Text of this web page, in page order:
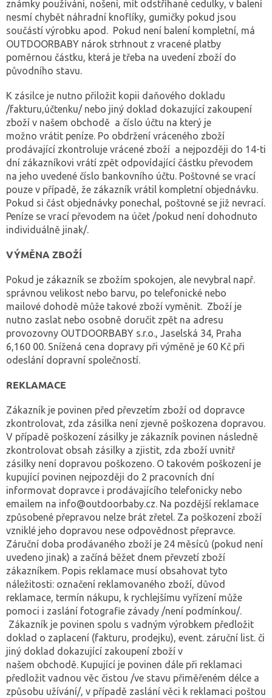
známky používání, nošení, mít odstříhané cedulky, v balení
nesmí chybět náhradní knoflíky, gumičky pokud jsou
součástí výrobku apod. Pokud není balení kompletní, má
OUTDOORBABY nárok strhnout z vracené platby
poměrnou částku, která je třeba na uvedení zboží do
původního stavu.
K zásilce je nutno přiložit kopii daňového dokladu
/fakturu,účtenku/ nebo jiný doklad dokazující zakoupení
zboží v našem obchodě a číslo účtu na který je
možno vrátit peníze. Po obdržení vráceného zboží
prodávající zkontroluje vrácené zboží a nejpozději do 14-ti
dní zákazníkovi vrátí zpět odpovídající částku převodem
na jeho uvedené číslo bankovního účtu. Poštovné se vrací
pouze v případě, že zákazník vrátil kompletní objednávku.
Pokud si část objednávky ponechal, poštovné se již nevrací.
Peníze se vrací převodem na účet /pokud není dohodnuto
individuálně jinak/.
VÝMĚNA ZBOŽÍ
Pokud je zákazník se zbožím spokojen, ale nevybral např.
správnou velikost nebo barvu, po telefonické nebo
mailové dohodě může takové zboží vyměnit. Zboží je
nutno zaslat nebo osobně doručit zpět na adresu
provozovny OUTDOORBABY s.r.o., Jaselská 34, Praha
6,160 00. Snížená cena dopravy při výměně je 60 Kč při
odeslání dopravní společností.
REKLAMACE
Zákazník je povinen před převzetím zboží od dopravce
zkontrolovat, zda zásilka není zjevně poškozena dopravou.
V případě poškození zásilky je zákazník povinen následně
zkontrolovat obsah zásilky a zjistit, zda zboží uvnitř
zásilky není dopravou poškozeno. O takovém poškození je
kupující povinen nejpozději do 2 pracovních dní
informovat dopravce i prodávajícího telefonicky nebo
emailem na info@outdoorbaby.cz. Na pozdější reklamace
způsobené přepravou nelze brát zřetel. Za poškození zboží
vzniklé jeho dopravou nese odpovědnost přepravce.
Záruční doba prodávaného zboží je 24 měsíců (pokud není
uvedeno jinak) a začíná běžet dnem převzetí zboží
zákazníkem. Popis reklamace musí obsahovat tyto
náležitosti: označení reklamovaného zboží, důvod
reklamace, termín nákupu, k rychlejšímu vyřízení může
pomoci i zaslání fotografie závady /není podmínkou/.
Zákazník je povinen spolu s vadným výrobkem předložit
doklad o zaplacení (fakturu, prodejku), event. záruční list. či
jiný doklad dokazující zakoupení zboží v
našem obchodě. Kupující je povinen dále při reklamaci
předložit vadnou věc čistou /ve stavu přiměřeném délce a
způsobu užívání/, v případě zaslání věci k reklamaci poštou